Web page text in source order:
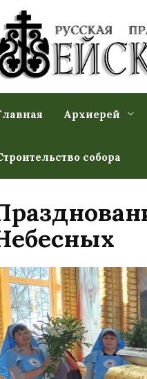
Архиерей
собора